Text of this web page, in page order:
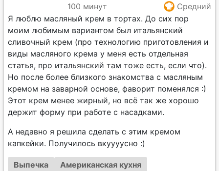
100 минут
Средний
Я люблю масляный крем в тортах. До сих пор
моим любимым вариантом был итальянский
сливочный крем (про технологию приготовления и
виды масляного крема у меня есть отдельная
статья, про итальянский там тоже есть, если что).
Но после более близкого знакомства с масляным
кремом на заварной основе, фаворит поменялся :)
Этот крем менее жирный, но всё так же хорошо
держит форму при работе с насадками.
А недавно я решила сделать с этим кремом
капкейки. Получилось вкуууусно :)
Выпечка
Американская кухня